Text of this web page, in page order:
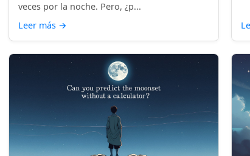
veces por la noche. Pero, ¿p...
Leer más →